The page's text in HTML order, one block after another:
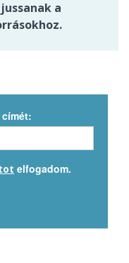
a
elfogadom.